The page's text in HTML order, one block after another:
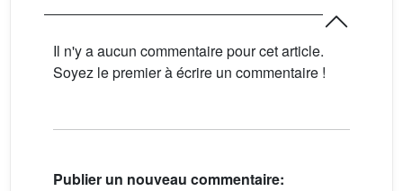
Il n'y a aucun commentaire pour cet article.
Soyez le premier à écrire un commentaire !
Publier un nouveau commentaire: